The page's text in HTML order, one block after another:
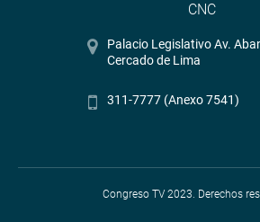
CNC
Palacio Legislativo Av.
Cercado de Lima
311-7777 (Anexo 7541)
Congreso TV 2023. Derechos